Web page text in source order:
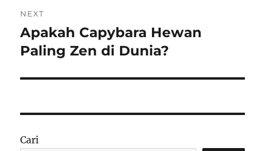
NEXT
Next
post:
Apakah Capybara Hewan
Paling Zen di Dunia?
Cari